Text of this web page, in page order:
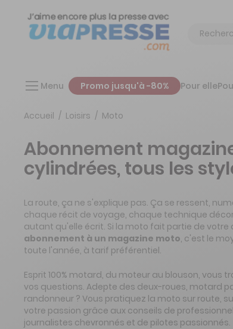
Chercher
Menu Promo jusqu'à -80% Pour elle
Accueil Loisirs Moto
Abonnement
cylindrées, tous les
La route, ça ne s'explique pas. Ça se ressent,
chaque récit de voyage, chaque technique
autant qu'elle écrit. Si la moto fait partie de
abonnement à un magazine moto, c'est le
toute l'année, à tarif préférentiel.
Esprit 100% motard, du moteur au blouson, vous
vos questions. Adepte des deux-roues, motard
randonneur ? Vous pratiquez la moto sur route,
votre passion grâce aux conseils de
journalistes chevronnés et de pilotes passionnés.